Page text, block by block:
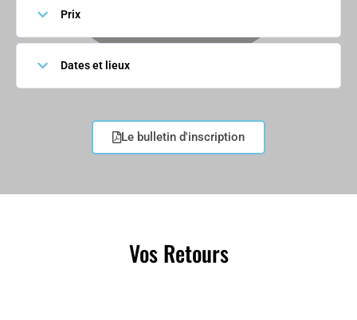
Prix
Dates et lieux
Le bulletin d'inscription
Vos Retours